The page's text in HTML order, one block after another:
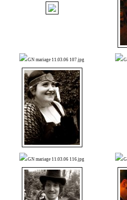
GN mariage 11.03.06 107.jpg
GN mariage 11.03.06 116.jpg